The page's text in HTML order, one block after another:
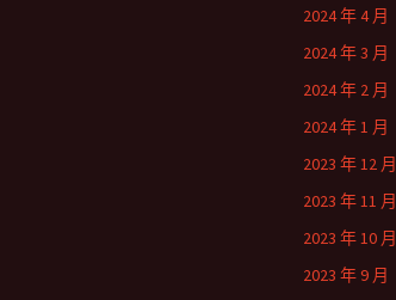
2024 年 4 月
2024 年 3 月
2024 年 2 月
2024 年 1 月
2023 年 12 月
2023 年 11 月
2023 年 10 月
2023 年 9 月